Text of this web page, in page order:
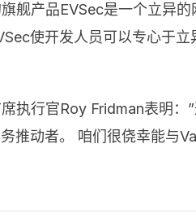
舰产品EVSec是一个立异
使开发人员可以专心于
执行官Roy Fridman表明：
推动者。 咱们很侥幸能与